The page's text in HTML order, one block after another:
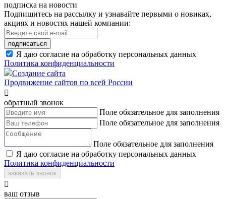
подписка на новости
Подпишитесь на рассылку и узнавайте первыми о новиках,
акциях и новостях нашей компании:
подписаться
Я даю согласие на обработку персональных данных
Политика конфиденциальности
Создание сайта
Продвижение сайтов по всей России

обратный звонок
Поле обязательное для заполнения
Поле обязательное для заполнения
Поле обязательное для заполнения
Я даю согласие на обработку персональных данных
Политика конфиденциальности
заказать звонок

ваш отзыв